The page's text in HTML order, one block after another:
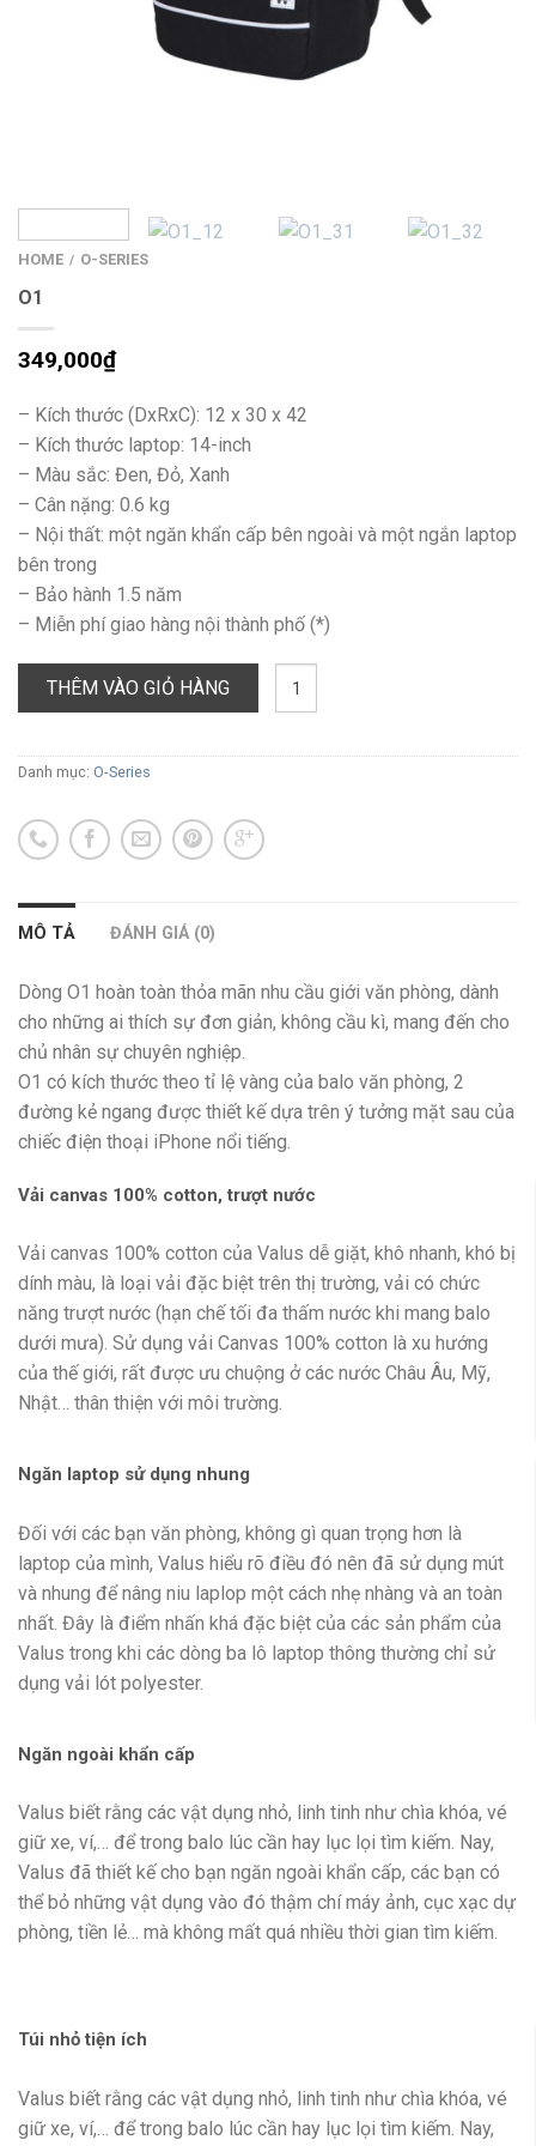
HOME / O-SERIES
O1
349,000₫
– Kích thước (DxRxC): 12 x 30 x 42
– Kích thước laptop: 14-inch
– Màu sắc: Đen, Đỏ, Xanh
– Cân nặng: 0.6 kg
– Nội thất: một ngăn khẩn cấp bên ngoài và một ngắn laptop
bên trong
– Bảo hành 1.5 năm
– Miễn phí giao hàng nội thành phố (*)
THÊM VÀO GIỎ HÀNG
O1
Danh mục: O-Series
MÔ TẢ ĐÁNH GIÁ (0)
Dòng O1 hoàn toàn thỏa mãn nhu cầu giới văn phòng, dành
cho những ai thích sự đơn giản, không cầu kì, mang đến cho
chủ nhân sự chuyên nghiệp.
O1 có kích thước theo tỉ lệ vàng của balo văn phòng, 2
đường kẻ ngang được thiết kế dựa trên ý tưởng mặt sau của
chiếc điện thoại iPhone nổi tiếng.
Vải canvas 100% cotton, trượt nước
Vải canvas 100% cotton của Valus dễ giặt, khô nhanh, khó bị
dính màu, là loại vải đặc biệt trên thị trường, vải có chức
năng trượt nước (hạn chế tối đa thấm nước khi mang balo
dưới mưa). Sử dụng vải Canvas 100% cotton là xu hướng
của thế giới, rất được ưu chuộng ở các nước Châu Âu, Mỹ,
Nhật… thân thiện với môi trường.
Ngăn laptop sử dụng nhung
Đối với các bạn văn phòng, không gì quan trọng hơn là
laptop của mình, Valus hiểu rõ điều đó nên đã sử dụng mút
và nhung để nâng niu laplop một cách nhẹ nhàng và an toàn
nhất. Đây là điểm nhấn khá đặc biệt của các sản phẩm của
Valus trong khi các dòng ba lô laptop thông thường chỉ sử
dụng vải lót polyester.
Ngăn ngoài khẩn cấp
Valus biết rằng các vật dụng nhỏ, linh tinh như chìa khóa, vé
giữ xe, ví,… để trong balo lúc cần hay lục lọi tìm kiếm. Nay,
Valus đã thiết kế cho bạn ngăn ngoài khẩn cấp, các bạn có
thể bỏ những vật dụng vào đó thậm chí máy ảnh, cục xạc dự
phòng, tiền lẻ… mà không mất quá nhiều thời gian tìm kiếm.
Túi nhỏ tiện ích
Valus biết rằng các vật dụng nhỏ, linh tinh như chìa khóa, vé
giữ xe, ví,… để trong balo lúc cần hay lục lọi tìm kiếm. Nay,